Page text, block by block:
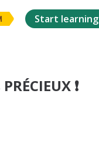
Start learning
❗️